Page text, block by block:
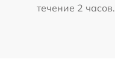
течение 2 часов.